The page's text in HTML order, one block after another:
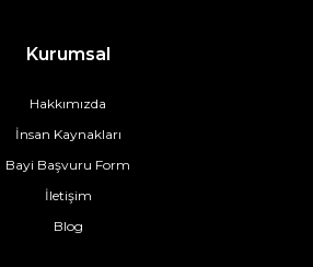
Kurumsal
Hakkımızda
İnsan Kaynakları
Bayi Başvuru Form
İletişim
Blog